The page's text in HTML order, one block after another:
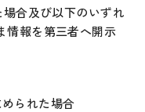
合及び以下のいずれ
情報を第三者へ開示
られた場合